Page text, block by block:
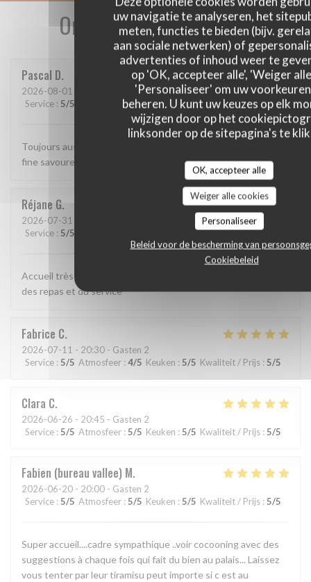
uw navigatie te analyseren, het
meten, functies te bieden (bijv.
aan sociale netwerken) of
advertenties of inhoud weer te
op 'OK, accepteer alle', 'Weiger
'Personaliseer' om uw
beheren. U kunt uw keuzes op elk
wijzigen door op het
linksonder op de sitepagina's te
OK, accepteer alle
Weiger alle cookies
Personaliseer
Beleid voor de bescherming van
Cookiebeleid
Onze gastbeoordelingen
Pascal D
2026-08-01
- 12:15 - Gasten 2
Service : 5/5 :5/5 Keuken: 5/5 Kwaliteit / Prijs : 5/5
Toujours aussi bien. Accueil parfait, service agréable, cuisine
fine savoureuse et raffinée.
Réjane G
2026-07-31
Service : 5/5 /5 Kwaliteit / Prijs:
Accueil très chaleureux Souci de satisfaire le client Qualité
des repas et du service
Fabrice C
2026-07-11 - 20:30 - Gasten 2
Service : 5/5 Atmosfeer : 4/5 Keuken : 5/5 Kwaliteit / Prijs : 5/5
Clara C
2026-06-26 - 20:45 - Gasten 2
Service : 5/5 Atmosfeer : 5/5 Keuken : 5/5 Kwaliteit / Prijs : 5/5
Fabien (bureau vallee) M
2026-06-20 - 20:00 - Gasten 2
Service : 5/5 Atmosfeer : 5/5 Keuken : 5/5 Kwaliteit / Prijs : 5/5
Super accueil....cadre sympathique ..voir cocooning avec des
suggestions à chaque fois qui fait du bien au palais... Laissez
vous tenter par leur tiramisu peut importe si c est au